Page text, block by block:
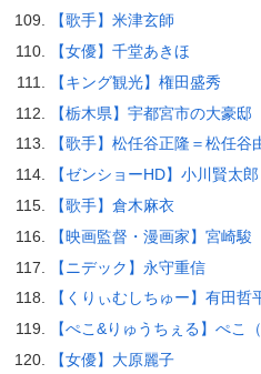
【歌手】米津玄師
【女優】千堂あきほ
【キング観光】権田盛秀
【栃木県】宇都宮市の大豪邸
【歌手】松任谷正隆＝松任谷
【ゼンショーHD】小川賢太郎
【歌手】倉木麻衣
【映画監督・漫画家】宮崎駿
【ニデック】永守重信
【くりぃむしちゅー】有田哲
【ぺこ&りゅうちぇる】ぺこ
【女優】大原麗子